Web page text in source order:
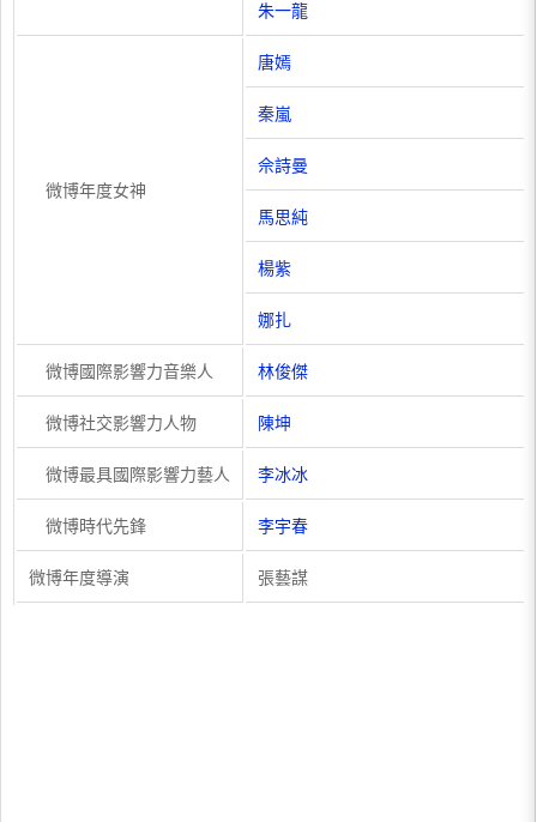
朱一龍
微博年度女神
唐嫣
秦嵐
佘詩曼
馬思純
楊紫
娜扎
微博國際影響力音樂人 林俊傑
微博社交影響力人物 陳坤
微博最具國際影響力藝人 李冰冰
微博時代先鋒 李宇春
微博年度導演 張藝謀